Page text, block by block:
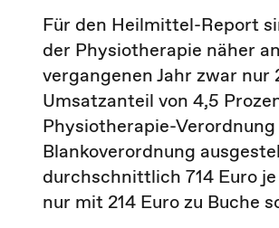
Für den Heilmittel-Report
der Physiotherapie näher
vergangenen Jahr zwar
Umsatzanteil von 4,5
Physiotherapie-
Blankoverordnung
durchschnittlich 714 Euro
nur mit 214 Euro zu Buche